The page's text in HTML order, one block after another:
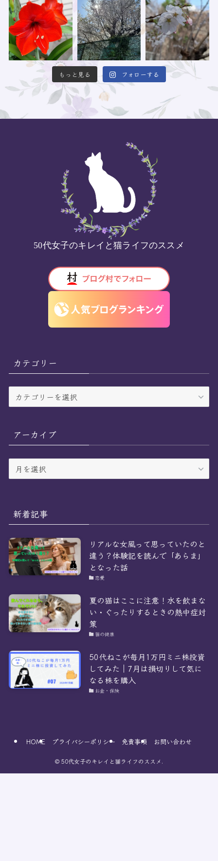
もっと見る フォローする
50代女子のキレイと猫ライフのススメ
カテゴリー
テ
ー
アーカイブ
ー
ブ
新着記事
リアルな女風って思っていたのと
違う？体験記を読んで「あらま」
となった話
恋愛
夏の猫はここに注意！水を飲まな
い・ぐったりするときの熱中症対
策
猫の健康
50代ねこが毎月1万円ミニ株投資
してみた｜7月は損切りして気に
なる株を購入
お金・保険
HOME プライバシーポリシー 免責事項 お問い合わせ
© 50代女子のキレイと猫ライフのススメ.